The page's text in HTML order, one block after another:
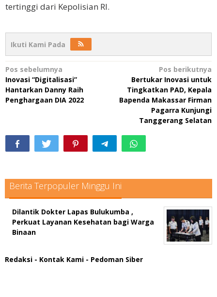
tertinggi dari Kepolisian RI.
Ikuti Kami Pada
Navigasi
pos
Pos sebelumnya
Inovasi “Digitalisasi”
Hantarkan Danny Raih
Penghargaan DIA 2022
Pos berikutnya
Bertukar Inovasi untuk
Tingkatkan PAD, Kepala
Bapenda Makassar Firman
Pagarra Kunjungi
Tanggerang Selatan
Berita Terpopuler Minggu Ini
Dilantik Dokter Lapas Bulukumba ,
Perkuat Layanan Kesehatan bagi Warga
Binaan
Redaksi - Kontak Kami - Pedoman Siber